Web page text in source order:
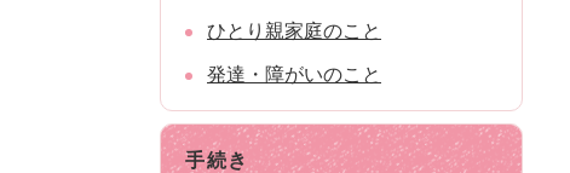
ひとり親家庭のこと
発達・障がいのこと
手続き